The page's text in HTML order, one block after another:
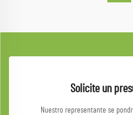
Solicite un
Nuestro representante se